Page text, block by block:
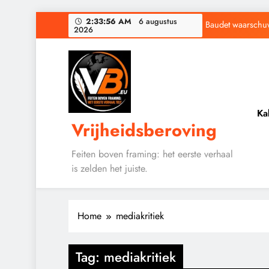
2:33:57 AM 6 augustus
2026
Baudet
Baudet
Waarom
Vrijheidsberoving
Feiten boven framing: het eerste verhaal
is zelden het juiste.
Home mediakritiek
Tag: mediakritiek